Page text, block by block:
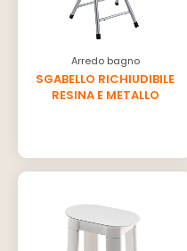
Arredo bagno
SGABELLO RICHIUDIBILE
RESINA E METALLO